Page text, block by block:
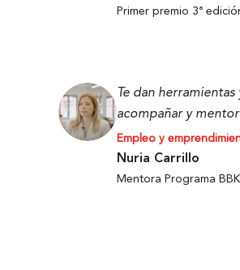
Primer premio 3ª
Te dan
acompañar y
Empleo y
Nuria Carrillo
Mentora Programa